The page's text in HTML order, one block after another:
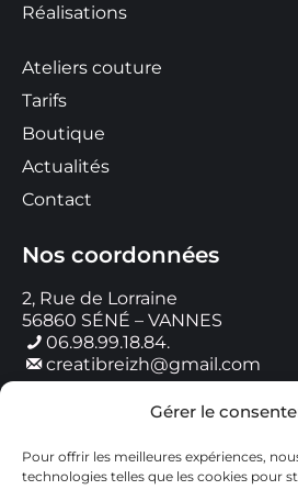
Gérer le
Pour offrir les meilleures expériences,
technologies telles que les cookies pour
Réalisations
Ateliers couture
Tarifs
Boutique
Actualités
Contact
Nos coordonnées
2, Rue de Lorraine
56860 SÉNÉ – VANNES
06.98.99.18.84.
creatibreizh@gmail.com
Horaires de contact
Lundi : 9h00 – 18h00
Mardi : 9h00 – 18h00